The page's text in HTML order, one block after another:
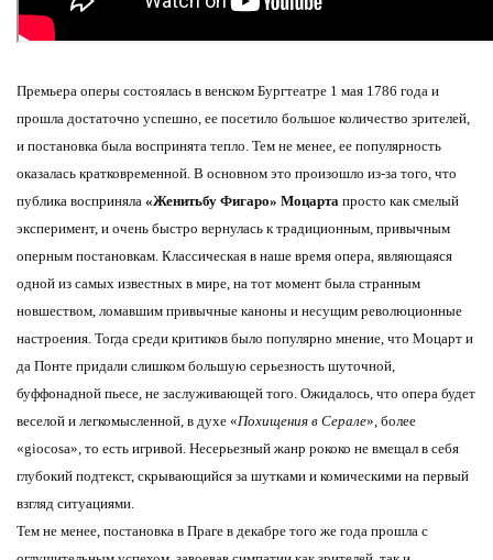
Премьера оперы состоялась в венском Бургтеатре 1 мая 1786 года и
прошла достаточно успешно, ее посетило большое количество зрителей,
и постановка была воспринята тепло. Тем не менее, ее популярность
оказалась кратковременной. В основном это произошло из-за того, что
публика восприняла «Женитьбу Фигаро» Моцарта просто как смелый
эксперимент, и очень быстро вернулась к традиционным, привычным
оперным постановкам. Классическая в наше время опера, являющаяся
одной из самых известных в мире, на тот момент была странным
новшеством, ломавшим привычные каноны и несущим революционные
настроения. Тогда среди критиков было популярно мнение, что Моцарт и
да Понте придали слишком большую серьезность шуточной,
буффонадной пьесе, не заслуживающей того. Ожидалось, что опера будет
веселой и легкомысленной, в духе «Похищения в Серале», более
«giocosa», то есть игривой. Несерьезный жанр рококо не вмещал в себя
глубокий подтекст, скрывающийся за шутками и комическими на первый
взгляд ситуациями.
Тем не менее, постановка в Праге в декабре того же года прошла с